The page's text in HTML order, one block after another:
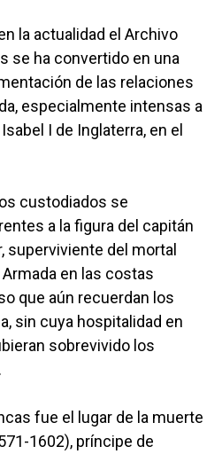
la actualidad el Archivo
se ha convertido en una
de las relaciones
especialmente intensas a
I de Inglaterra, en el
custodiados se
a la figura del capitán
superviviente del mortal
en las costas
que aún recuerdan los
sin cuya hospitalidad en
sobrevivido los
fue el lugar de la muerte
1602), príncipe de